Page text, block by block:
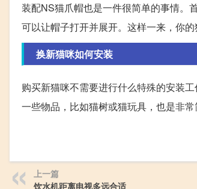
装配NS猫爪帽也是一件很简单的事情。
可以让帽子打开并展开。这样一来，你
换新猫咪如何安装
购买新猫咪不需要进行什么特殊的安装
一些物品，比如猫树或猫玩具，也是非
上一篇
饮水机距离电视多远合适